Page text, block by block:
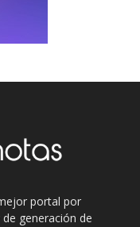
portal por
generación de